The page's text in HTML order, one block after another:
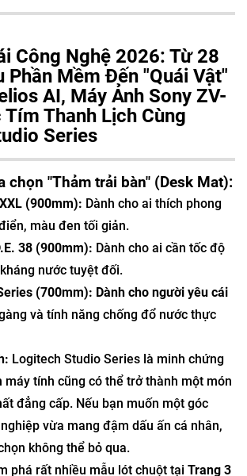
Công Nghệ 2026: Từ 28
Phần Mềm Đến "Quái Vật"
AI, Máy Ảnh Sony ZV-
Tím Thanh Lịch Cùng
Series
chọn "Thảm trải bàn" (Desk Mat):
(900mm): Dành cho ai thích phong
màu đen tối giản.
38 (900mm): Dành cho ai cần tốc độ
nước tuyệt đối.
(700mm): Dành cho người yêu cái
và tính năng chống đổ nước thực
Logitech Studio Series là minh chứng
máy tính cũng có thể trở thành một món
đẳng cấp. Nếu bạn muốn một góc
vừa mang đậm dấu ấn cá nhân,
không thể bỏ qua.
phá rất nhiều mẫu lót chuột tại Trang 3